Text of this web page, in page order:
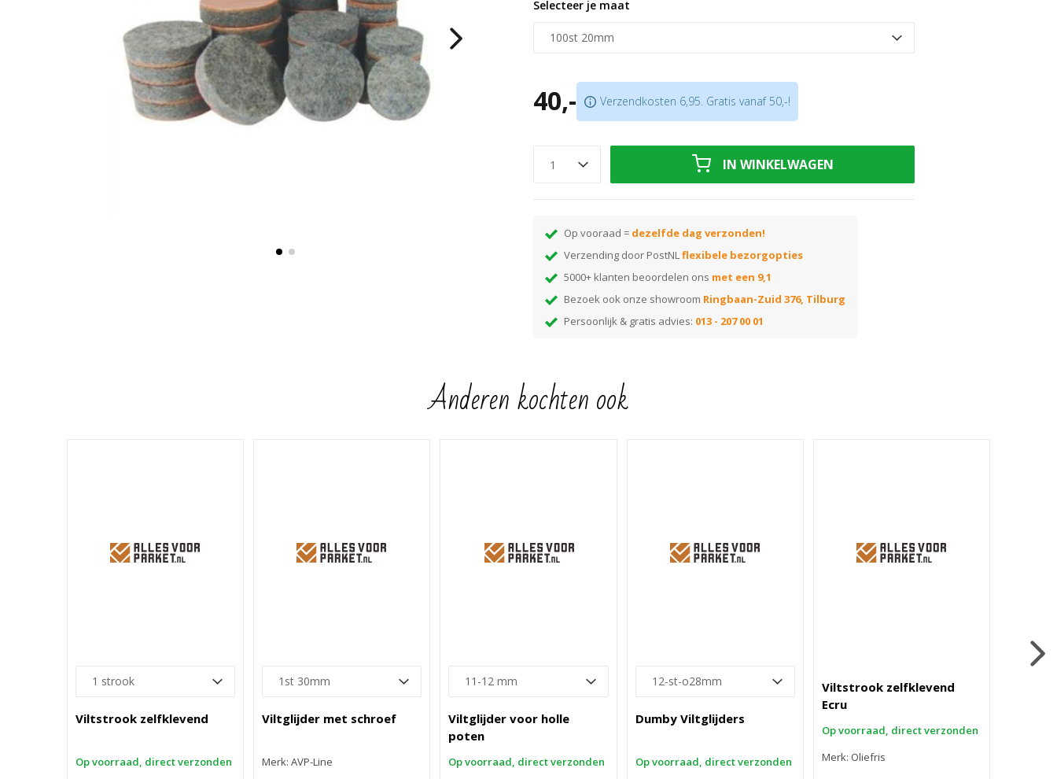
voor stoelpoten met een poreuze onderkant zoals hout. Op kunststof of
Niet geschikt voor metaal of kunststof
Te bestellen per stuk of per doosje van 100
Selecteer je maat
40,- Verzendkosten 6,95. Gratis vanaf 50,-!
IN WINKELWAGEN
Op vooraad = dezelfde dag verzonden!
Verzending door PostNLflexibele bezorgopties
5000+ klanten beoordelen ons met een 9,1
Bezoek ook onze showroom Ringbaan-Zuid 376, Tilburg
Persoonlijk & gratis advies: 013 - 207 00 01
Anderen kochten ook
Viltstrook zelfklevend
Op voorraad, direct verzonden
Viltglijder met schroef
Merk: AVP-Line
Viltglijder voor holle
poten
Op voorraad, direct verzonden
Dumby Viltglijders
Op voorraad, direct verzonden
Viltstrook zelfklevend
Ecru
Op voorraad, direct verzonden
Merk: Oliefris